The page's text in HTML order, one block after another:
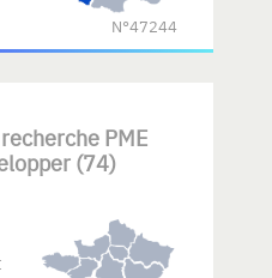
N°47244
PME
(74)